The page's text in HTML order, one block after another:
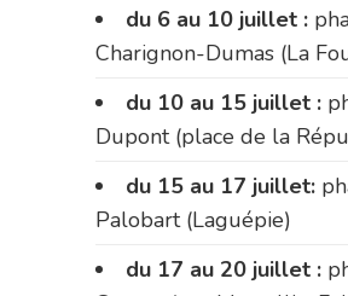
du 6 au 10 juillet :
Charignon-Dumas (La
du 10 au 15 juillet :
Dupont (place de la
du 15 au 17 juillet:
Palobart (Laguépie)
du 17 au 20 juillet :